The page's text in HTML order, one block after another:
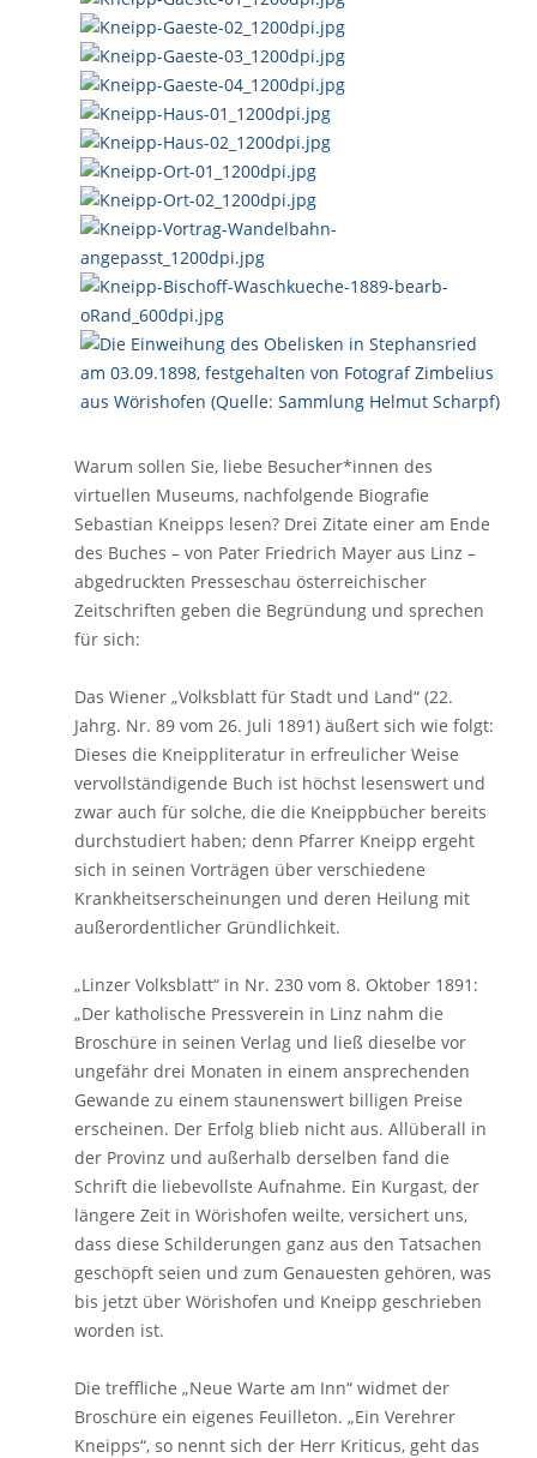
Warum sollen Sie, liebe Besucher*innen des
virtuellen Museums, nachfolgende Biografie
Sebastian Kneipps lesen? Drei Zitate einer am Ende
des Buches – von Pater Friedrich Mayer aus Linz –
abgedruckten Presseschau österreichischer
Zeitschriften geben die Begründung und sprechen
für sich:
Das Wiener „Volksblatt für Stadt und Land“ (22.
Jahrg. Nr. 89 vom 26. Juli 1891) äußert sich wie folgt:
Dieses die Kneippliteratur in erfreulicher Weise
vervollständigende Buch ist höchst lesenswert und
zwar auch für solche, die die Kneippbücher bereits
durchstudiert haben; denn Pfarrer Kneipp ergeht
sich in seinen Vorträgen über verschiedene
Krankheitserscheinungen und deren Heilung mit
außerordentlicher Gründlichkeit.
„Linzer Volksblatt“ in Nr. 230 vom 8. Oktober 1891:
„Der katholische Pressverein in Linz nahm die
Broschüre in seinen Verlag und ließ dieselbe vor
ungefähr drei Monaten in einem ansprechenden
Gewande zu einem staunenswert billigen Preise
erscheinen. Der Erfolg blieb nicht aus. Allüberall in
der Provinz und außerhalb derselben fand die
Schrift die liebevollste Aufnahme. Ein Kurgast, der
längere Zeit in Wörishofen weilte, versichert uns,
dass diese Schilderungen ganz aus den Tatsachen
geschöpft seien und zum Genauesten gehören, was
bis jetzt über Wörishofen und Kneipp geschrieben
worden ist.
Die treffliche „Neue Warte am Inn“ widmet der
Broschüre ein eigenes Feuilleton. „Ein Verehrer
Kneipps“, so nennt sich der Herr Kriticus, geht das